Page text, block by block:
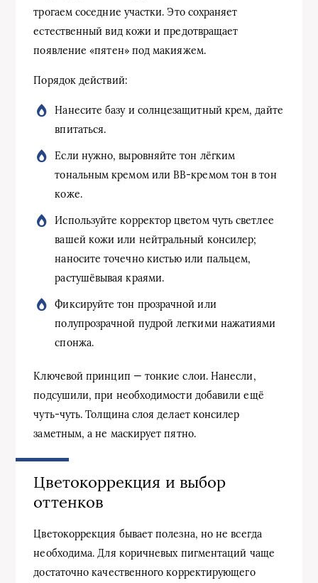
трогаем соседние участки. Это сохраняет
естественный вид кожи и предотвращает
появление «пятен» под макияжем.
Порядок действий:
Нанесите базу и солнцезащитный крем, дайте
впитаться.
Если нужно, выровняйте тон лёгким
тональным кремом или ВВ-кремом тон в тон
коже.
Используйте корректор цветом чуть светлее
вашей кожи или нейтральный консилер;
наносите точечно кистью или пальцем,
растушёвывая краями.
Фиксируйте тон прозрачной или
полупрозрачной пудрой легкими нажатиями
спонжа.
Ключевой принцип — тонкие слои. Нанесли,
подсушили, при необходимости добавили ещё
чуть-чуть. Толщина слоя делает консилер
заметным, а не маскирует пятно.
Цветокоррекция и выбор
оттенков
Цветокоррекция бывает полезна, но не всегда
необходима. Для коричневых пигментаций чаще
достаточно качественного корректирующего